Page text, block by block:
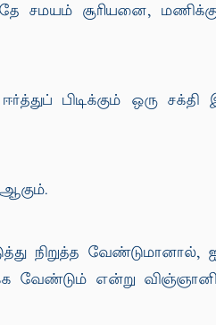
சூரியனை, மணிக்கு
பிடிக்கும் ஒரு
ஆகும்.
நிறுத்த வேண்டுமானால்,
வேண்டும் என்று